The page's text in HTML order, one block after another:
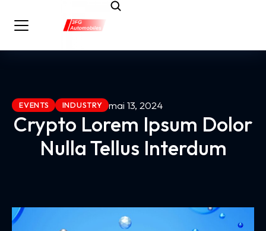
EVENTS INDUSTRY mai 13, 2024
Crypto Lorem Ipsum Dolor
Nulla Tellus Interdum